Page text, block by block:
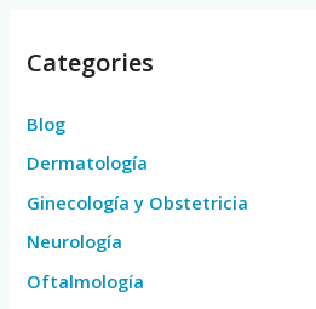
Categories
Blog
Dermatología
Ginecología y Obstetricia
Neurología
Oftalmología